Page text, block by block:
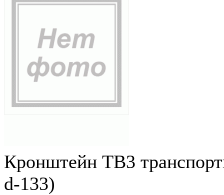
Кронштейн ТВ3
d-133)